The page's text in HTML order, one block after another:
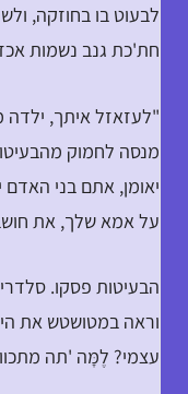
לבעוט בו בחוזקה,
חת'כת גנב נשמות
"לעזאזל איתך,
מנסה לחמוק
יאומן, אתם בני האדם
על אמא שלך, את
הבעיטות פסקו.
וראה במטושטש את
עצמי? לֶמָּה 'תה